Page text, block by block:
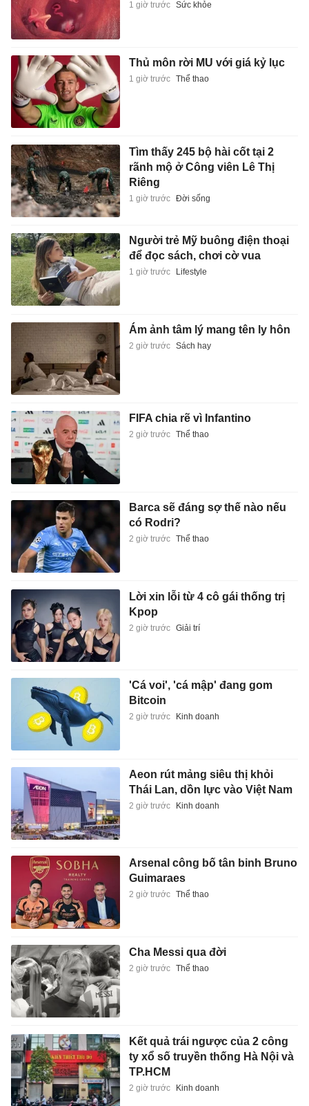
1 giờ trước Sức khỏe
Thủ môn rời MU với giá kỷ lục
1 giờ trước Thể thao
Tìm thấy 245 bộ hài cốt tại 2
rãnh mộ ở Công viên Lê Thị
Riêng
1 giờ trước Đời sống
Người trẻ Mỹ buông điện thoại
để đọc sách, chơi cờ vua
1 giờ trước Lifestyle
Ám ảnh tâm lý mang tên ly hôn
2 giờ trước Sách hay
FIFA chia rẽ vì Infantino
2 giờ trước Thể thao
Barca sẽ đáng sợ thế nào nếu
có Rodri?
2 giờ trước Thể thao
Lời xin lỗi từ 4 cô gái thống trị
Kpop
2 giờ trước Giải trí
'Cá voi', 'cá mập' đang gom
Bitcoin
2 giờ trước Kinh doanh
Aeon rút mảng siêu thị khỏi
Thái Lan, dồn lực vào Việt Nam
2 giờ trước Kinh doanh
Arsenal công bố tân binh Bruno
Guimaraes
2 giờ trước Thể thao
Cha Messi qua đời
2 giờ trước Thể thao
Kết quả trái ngược của 2 công
ty xổ số truyền thống Hà Nội và
TP.HCM
2 giờ trước Kinh doanh